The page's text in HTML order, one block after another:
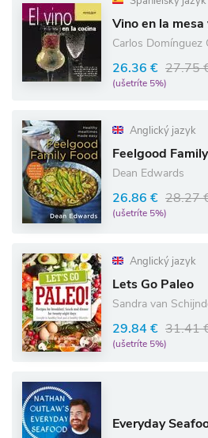
Vino en la mesa
Carlos Domínguez
26.36 € 27.75
(ušetríte 5%)
Anglický jazyk
Feelgood
Dean Edwards
26.86 € 28.27
(ušetríte 5%)
Anglický jazyk
Lets Go Paleo
Sandra van
29.84 € 31.41
(ušetríte 5%)
Everyday